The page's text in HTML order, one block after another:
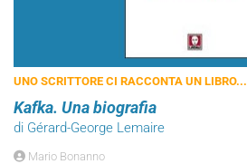
UNO SCRITTORE CI RACCONTA UN LIBRO...
Kafka. Una biografia
di Gérard-George Lemaire
Mario Bonanno